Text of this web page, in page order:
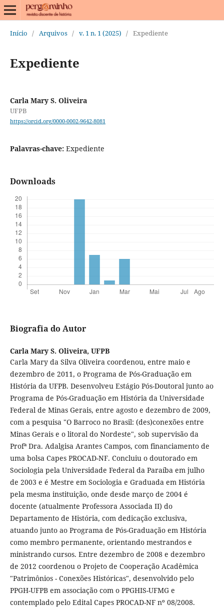
Início / Arquivos / v. 1 n. 1 (2025) / Expediente
Expediente
Carla Mary S. Oliveira
UFPB
https://orcid.org/0000-0002-9642-8081
Palavras-chave: Expediente
Downloads
Biografia do Autor
Carla Mary S. Oliveira, UFPB
Carla Mary da Silva Oliveira coordenou, entre maio e
dezembro de 2011, o Programa de Pós-Graduação em
História da UFPB. Desenvolveu Estágio Pós-Doutoral junto ao
Programa de Pós-Graduação em História da Universidade
Federal de Minas Gerais, entre agosto e dezembro de 2009,
com a pesquisa "O Barroco no Brasil: (des)conexões entre
Minas Gerais e o litoral do Nordeste", sob supervisão da
Profª Dra. Adalgisa Arantes Campos, com financiamento de
uma bolsa Capes PROCAD-NF. Concluiu o doutorado em
Sociologia pela Universidade Federal da Paraíba em julho
de 2003 e é Mestre em Sociologia e Graduada em História
pela mesma instituição, onde desde março de 2004 é
docente (atualmente Professora Associada II) do
Departamento de História, com dedicação exclusiva,
atuando junto ao Programa de Pós-Graduação em História
como membro permanente, orientando mestrandos e
ministrando cursos. Entre dezembro de 2008 e dezembro
de 2012 coordenou o Projeto de Cooperação Acadêmica
"Patrimônios - Conexões Históricas", desenvolvido pelo
PPGH-UFPB em associação com o PPGHIS-UFMG e
contemplado pelo Edital Capes PROCAD-NF nº 08/2008.